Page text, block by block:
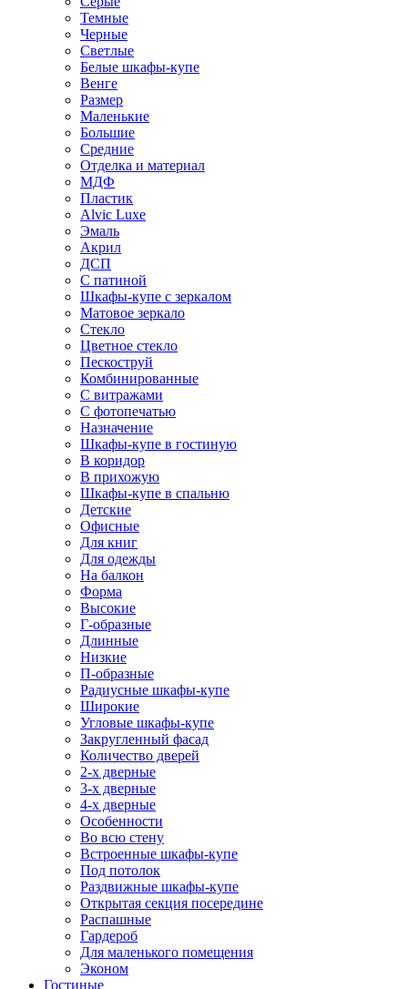
Темные
Черные
Светлые
Белые шкафы-купе
Венге
Размер
Маленькие
Большие
Средние
Отделка и материал
МДФ
Пластик
Alvic Luxe
Эмаль
Акрил
ДСП
С патиной
Шкафы-купе с зеркалом
Матовое зеркало
Стекло
Цветное стекло
Пескоструй
Комбинированные
С витражами
С фотопечатью
Назначение
Шкафы-купе в гостиную
В коридор
В прихожую
Шкафы-купе в спальню
Детские
Офисные
Для книг
Для одежды
На балкон
Форма
Высокие
Г-образные
Длинные
Низкие
П-образные
Радиусные шкафы-купе
Широкие
Угловые шкафы-купе
Закругленный фасад
Количество дверей
2-х дверные
3-х дверные
4-х дверные
Особенности
Во всю стену
Встроенные шкафы-купе
Под потолок
Раздвижные шкафы-купе
Открытая секция посередине
Распашные
Гардероб
Для маленького помещения
Эконом
Гостиные